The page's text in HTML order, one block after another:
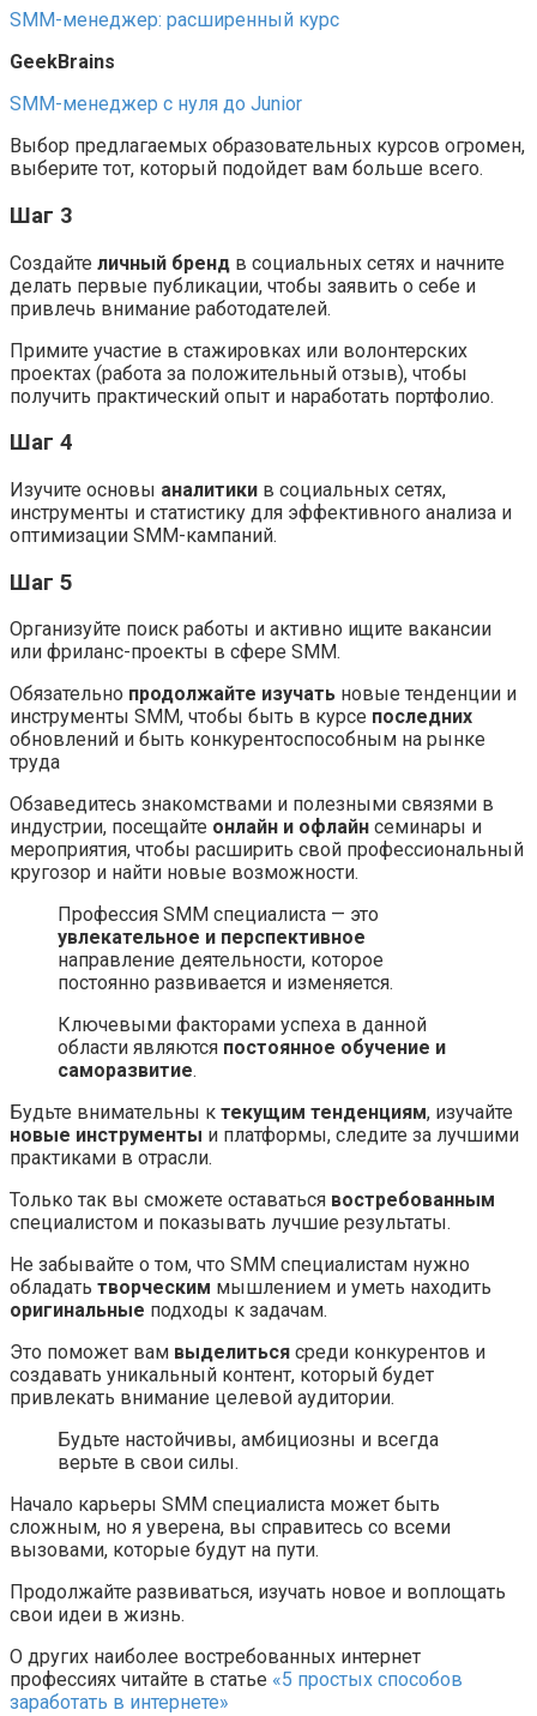
SMM-менеджер: расширенный курс
GeekBrains
SMM-менеджер с нуля до Junior
Выбор предлагаемых образовательных курсов огромен,
выберите тот, который подойдет вам больше всего.
Шаг 3
Создайте личный бренд в социальных сетях и начните
делать первые публикации, чтобы заявить о себе и
привлечь внимание работодателей.
Примите участие в стажировках или волонтерских
проектах (работа за положительный отзыв), чтобы
получить практический опыт и наработать портфолио.
Шаг 4
Изучите основы аналитики в социальных сетях,
инструменты и статистику для эффективного анализа и
оптимизации SMM-кампаний.
Шаг 5
Организуйте поиск работы и активно ищите вакансии
или фриланс-проекты в сфере SMM.
Обязательно продолжайте изучать новые тенденции и
инструменты SMM, чтобы быть в курсе последних
обновлений и быть конкурентоспособным на рынке
труда
Обзаведитесь знакомствами и полезными связями в
индустрии, посещайте онлайн и офлайн семинары и
мероприятия, чтобы расширить свой профессиональный
кругозор и найти новые возможности.
Профессия SMM специалиста — это
увлекательное и перспективное
направление деятельности, которое
постоянно развивается и изменяется.
Ключевыми факторами успеха в данной
области являются постоянное обучение и
саморазвитие.
Будьте внимательны к текущим тенденциям, изучайте
новые инструменты и платформы, следите за лучшими
практиками в отрасли.
Только так вы сможете оставаться востребованным
специалистом и показывать лучшие результаты.
Не забывайте о том, что SMM специалистам нужно
обладать творческим мышлением и уметь находить
оригинальные подходы к задачам.
Это поможет вам выделиться среди конкурентов и
создавать уникальный контент, который будет
привлекать внимание целевой аудитории.
Будьте настойчивы, амбициозны и всегда
верьте в свои силы.
Начало карьеры SMM специалиста может быть
сложным, но я уверена, вы справитесь со всеми
вызовами, которые будут на пути.
Продолжайте развиваться, изучать новое и воплощать
свои идеи в жизнь.
О других наиболее востребованных интернет
профессиях читайте в статье «5 простых способов
заработать в интернете»